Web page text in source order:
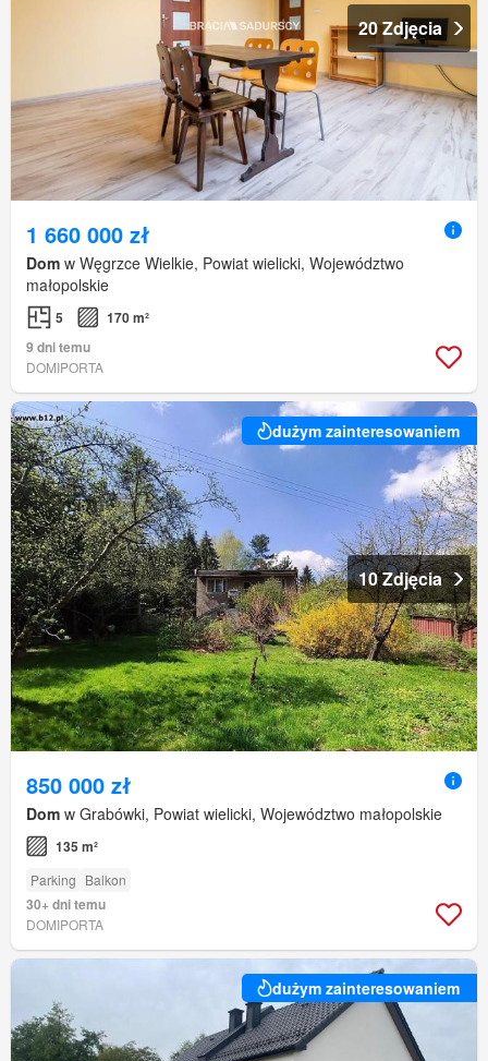
20 Zdjęcia
1 660 000 zł
Dom w Węgrzce Wielkie, Powiat wielicki, Województwo
małopolskie
5
170 m²
9 dni temu
DOMIPORTA
dużym zainteresowaniem
10 Zdjęcia
850 000 zł
Dom w Grabówki, Powiat wielicki, Województwo małopolskie
135 m²
Parking Balkon
30+ dni temu
DOMIPORTA
dużym zainteresowaniem